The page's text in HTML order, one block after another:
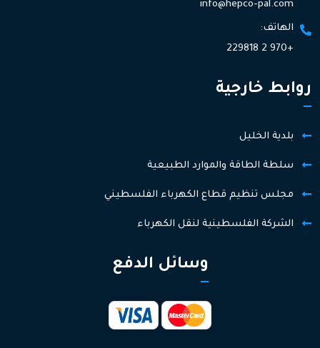
info@hepco-pal.com
الهاتف:
+970 2 229818
روابط خارجية
بلدية الخليل
سلطة الطاقة والموارد الطبيعية
مجلس تنظيم قطاع الكهرباء الفلسطيني
الشركة الفلسطينية لنقل الكهرباء
وسائل الدفع